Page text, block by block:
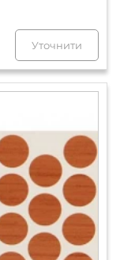
Уточнити